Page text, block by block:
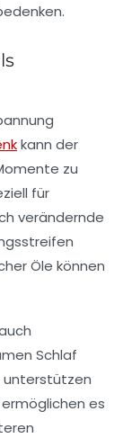
kann der
zu
für
verändernde
Öle können
Schlaf
unterstützen
es